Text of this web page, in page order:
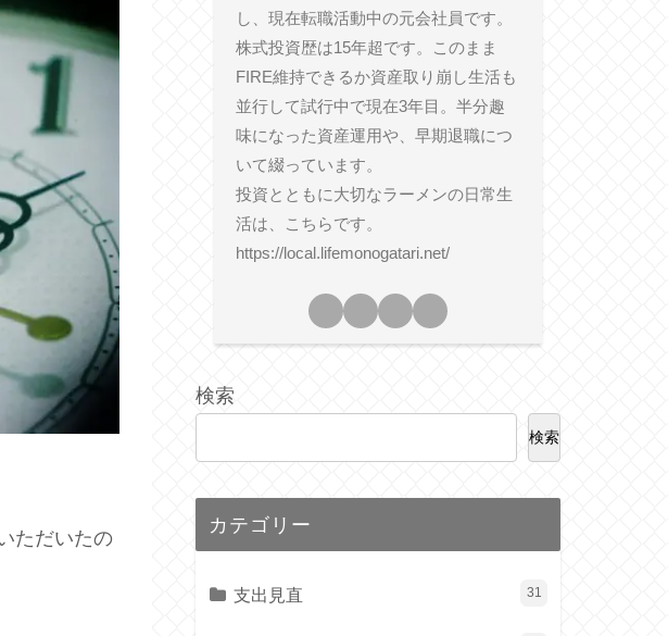
ただいたの
し、現在転職活動中の元会社員です。
株式投資歴は15年超です。このまま
FIRE維持できるか資産取り崩し生活も
並行して試行中で現在3年目。半分趣
味になった資産運用や、早期退職につ
いて綴っています。
投資とともに大切なラーメンの日常生
活は、こちらです。
https://local.lifemonogatari.net/
検索
検索
カテゴリー
支出見直 31